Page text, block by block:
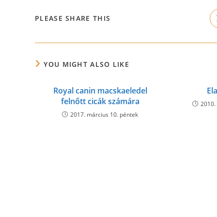
PLEASE SHARE THIS
YOU MIGHT ALSO LIKE
Royal canin macskaeledel
felnőtt cicák számára
2017. március 10. péntek